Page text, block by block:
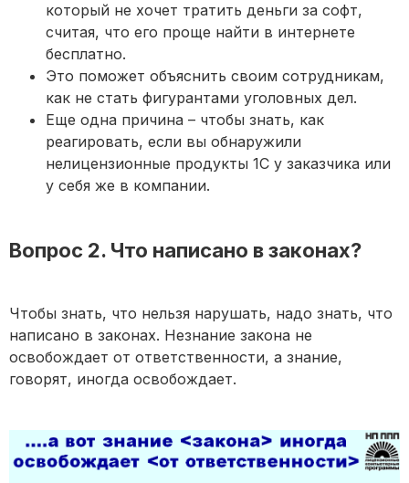
который не хочет тратить деньги за софт,
считая, что его проще найти в интернете
бесплатно.
Это поможет объяснить своим сотрудникам,
как не стать фигурантами уголовных дел.
Еще одна причина – чтобы знать, как
реагировать, если вы обнаружили
нелицензионные продукты 1С у заказчика или
у себя же в компании.
Вопрос 2. Что написано в законах?
Чтобы знать, что нельзя нарушать, надо знать, что
написано в законах. Незнание закона не
освобождает от ответственности, а знание,
говорят, иногда освобождает.